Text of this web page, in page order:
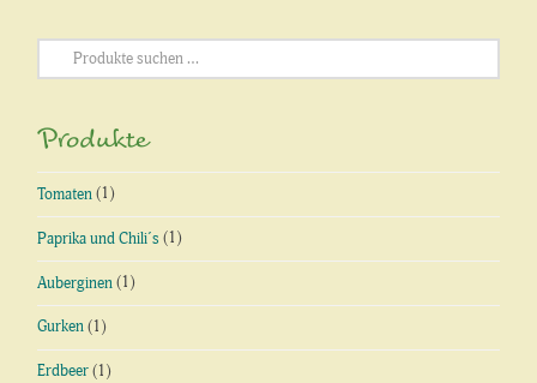
Suchen
nach:
Produkte
Tomaten (1)
Paprika und Chili´s (1)
Auberginen (1)
Gurken (1)
Erdbeer (1)